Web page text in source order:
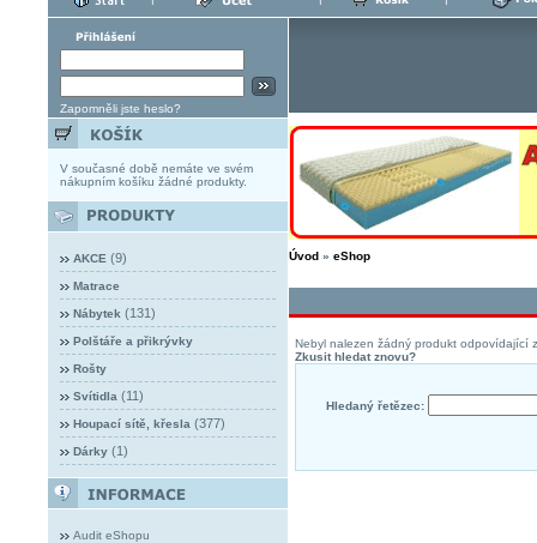
Zapomněli jste heslo?
V současné době nemáte ve svém
nákupním košíku žádné produkty.
AKCE (9)
Matrace
Nábytek (131)
Polštáře a přikrývky
Rošty
Svítidla (11)
Houpací sítě, křesla (377)
Dárky(1)
Audit eShopu
Úvod» eShop
Nebyl nalezen žádný produkt odpovídající
Zkusit hledat znovu?
Hledaný řetězec: